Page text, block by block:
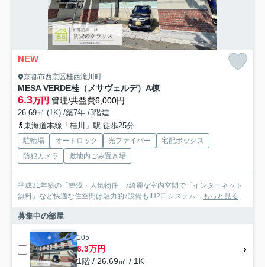
NEW
京都市西京区桂西滝川町
MESA VERDE桂（メサヴェルデ）A棟
6.3万円 管理/共益費6,000円
26.69㎡ (1K) /築7年 /3階建
東海道本線「桂川」駅 徒歩25分
駐輪場 オートロック 光ファイバー
宅配ボックス
防犯カメラ
敷地内ごみ置き場
平成31年築の「築浅・人気物件」♪綺麗な室内空間で「インターネット
無料」など快適な住空間は魅力的♪設備もIH2口システム... もっと見る
募集中の部屋
105
6.3万円
1階 / 26.69㎡ / 1K